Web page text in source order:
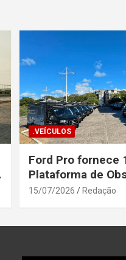
.VEÍCULOS
Ford Pro fornece
Plataforma de
Elevada para a
15/07/2026 Redação